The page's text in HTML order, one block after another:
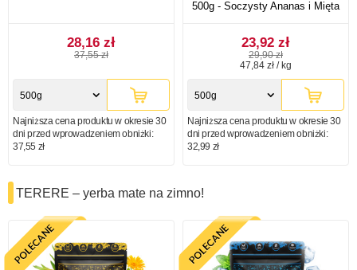
28,16 zł
37,55 zł
500g
Najniższa cena produktu w okresie 30
dni przed wprowadzeniem obniżki:
37,55 zł
500g - Soczysty Ananas i Mięta
23,92 zł
29,90 zł
47,84 zł / kg
500g
Najniższa cena produktu w okresie 30
dni przed wprowadzeniem obniżki:
32,99 zł
TERERE – yerba mate na zimno!